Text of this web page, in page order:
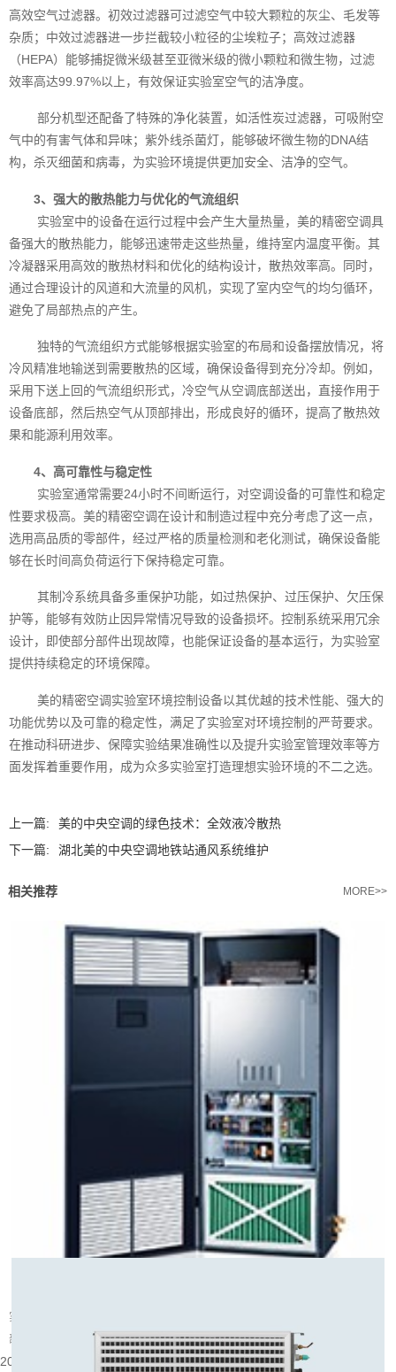
高效空气过滤器。初效过滤器可过滤空气中较大颗粒的灰尘、毛发等
杂质；中效过滤器进一步拦截较小粒径的尘埃粒子；高效过滤器
（HEPA）能够捕捉微米级甚至亚微米级的微小颗粒和微生物，过滤
效率高达99.97%以上，有效保证实验室空气的洁净度。
部分机型还配备了特殊的净化装置，如活性炭过滤器，可吸附空
气中的有害气体和异味；紫外线杀菌灯，能够破坏微生物的DNA结
构，杀灭细菌和病毒，为实验环境提供更加安全、洁净的空气。
3、强大的散热能力与优化的气流组织
实验室中的设备在运行过程中会产生大量热量，美的精密空调具
备强大的散热能力，能够迅速带走这些热量，维持室内温度平衡。其
冷凝器采用高效的散热材料和优化的结构设计，散热效率高。同时，
通过合理设计的风道和大流量的风机，实现了室内空气的均匀循环，
避免了局部热点的产生。
独特的气流组织方式能够根据实验室的布局和设备摆放情况，将
冷风精准地输送到需要散热的区域，确保设备得到充分冷却。例如，
采用下送上回的气流组织形式，冷空气从空调底部送出，直接作用于
设备底部，然后热空气从顶部排出，形成良好的循环，提高了散热效
果和能源利用效率。
4、高可靠性与稳定性
实验室通常需要24小时不间断运行，对空调设备的可靠性和稳定
性要求极高。美的精密空调在设计和制造过程中充分考虑了这一点，
选用高品质的零部件，经过严格的质量检测和老化测试，确保设备能
够在长时间高负荷运行下保持稳定可靠。
其制冷系统具备多重保护功能，如过热保护、过压保护、欠压保
护等，能够有效防止因异常情况导致的设备损坏。控制系统采用冗余
设计，即使部分部件出现故障，也能保证设备的基本运行，为实验室
提供持续稳定的环境保障。
美的精密空调实验室环境控制设备以其优越的技术性能、强大的
功能优势以及可靠的稳定性，满足了实验室对环境控制的严苛要求。
在推动科研进步、保障实验结果准确性以及提升实验室管理效率等方
面发挥着重要作用，成为众多实验室打造理想实验环境的不二之选。‍
上一篇:
美的中央空调的绿色技术：全效液冷散热
下一篇:
湖北美的中央空调地铁站通风系统维护
相关推荐 MORE>>
实验室的实验数据可靠性、精密仪器运行状态，与室内温湿度环境密切相关。外
部气候变换、室内设备散热、人员操作，都会带来环境参数的变化，普通空...
2026-08-10 08:58:35